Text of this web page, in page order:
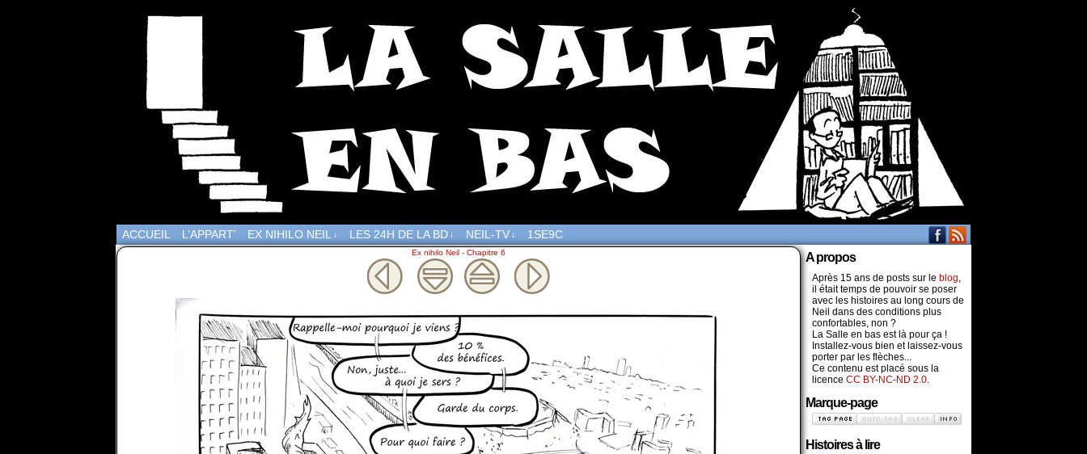
ACCUEIL L’APPART’ EX NIHILO NEIL ↓ LES 24H DE LA BD ↓ NEIL-TV ↓ 1SE9C
Ex nihilo Neil - Chapitre 6 A propos
Après 15 ans de posts sur le blog,
il était temps de pouvoir se poser
avec les histoires au long cours de
Neil dans des conditions plus
confortables, non ?
La Salle en bas est là pour ça !
Installez-vous bien et laissez-vous
porter par les flèches...
Ce contenu est placé sous la
licence CC BY-NC-ND 2.0.
Marque-page
Histoires à lire